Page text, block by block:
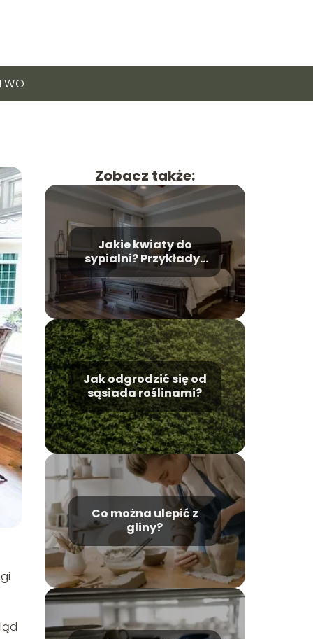
Zobacz także:
Jakie kwiaty do
sypialni? Przykłady i
ich właściwości
Jak odgrodzić się od
sąsiada roślinami?
Co można ulepić z
gliny?